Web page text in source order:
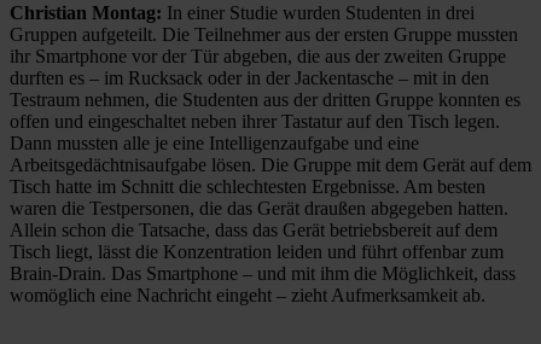
Christian Montag: In einer Studie wurden Studenten in drei
Gruppen aufgeteilt. Die Teilnehmer aus der ersten Gruppe mussten
ihr Smartphone vor der Tür abgeben, die aus der zweiten Gruppe
durften es – im Rucksack oder in der Jackentasche – mit in den
Testraum nehmen, die Studenten aus der dritten Gruppe konnten es
offen und eingeschaltet neben ihrer Tastatur auf den Tisch legen.
Dann mussten alle je eine Intelligenzaufgabe und eine
Arbeitsgedächtnisaufgabe lösen. Die Gruppe mit dem Gerät auf dem
Tisch hatte im Schnitt die schlechtesten Ergebnisse. Am besten
waren die Testpersonen, die das Gerät draußen abgegeben hatten.
Allein schon die Tatsache, dass das Gerät betriebsbereit auf dem
Tisch liegt, lässt die Konzentration leiden und führt offenbar zum
Brain-Drain. Das Smartphone – und mit ihm die Möglichkeit, dass
womöglich eine Nachricht eingeht – zieht Aufmerksamkeit ab.